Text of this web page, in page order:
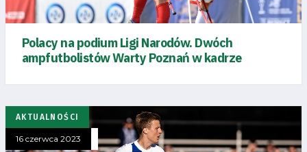
Tabela
terminarz
Bilety
Polacy na podium Ligi Narodów. Dwóch
ampfutbolistów Warty Poznań w kadrze
AKTUALNOŚCI
16 czerwca 2023